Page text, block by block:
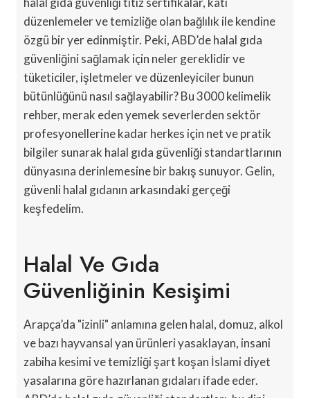
düzenlemeler ve temizliğe olan bağlılık ile kendine
özgü bir yer edinmiştir. Peki, ABD’de halal gıda
güvenliğini sağlamak için neler gereklidir ve
tüketiciler, işletmeler ve düzenleyiciler bunun
bütünlüğünü nasıl sağlayabilir? Bu 3000 kelimelik
rehber, merak eden yemek severlerden sektör
profesyonellerine kadar herkes için net ve pratik
bilgiler sunarak halal gıda güvenliği standartlarının
dünyasına derinlemesine bir bakış sunuyor. Gelin,
güvenli halal gıdanın arkasındaki gerçeği
keşfedelim.
Halal Ve Gıda
Güvenliğinin Kesişimi
Arapça’da "izinli" anlamına gelen halal, domuz, alkol
ve bazı hayvansal yan ürünleri yasaklayan, insani
zabiha kesimi ve temizliği şart koşan İslami diyet
yasalarına göre hazırlanan gıdaları ifade eder.